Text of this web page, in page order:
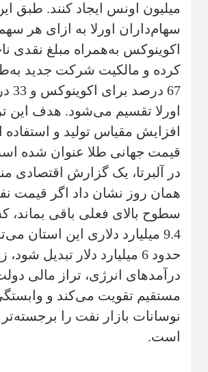
میلیون اونس ایجاد کنند. طبق
سهام‌داران اورلا به ازای هر
اکوینوکس به‌همراه مبلغ نقدی
کرده و مالکیت شرکت جدید
67
اورلا تقسیم می‌شود. هدف این
افزایش مقیاس تولید و
قیمت جهانی طلا عنوان شده
در آلبرتا، یک گزارش اقتصادی
همان روز نشان داد اگر قیمت
سطوح بالای فعلی باقی بماند،
9.4 میلیارد دلاری این استان
حدود 6 میلیارد دلار تبدیل
درآمدهای انرژی، تراز مالی
مستقیم تقویت می‌کند و
نوسانات بازار نفت را
است.